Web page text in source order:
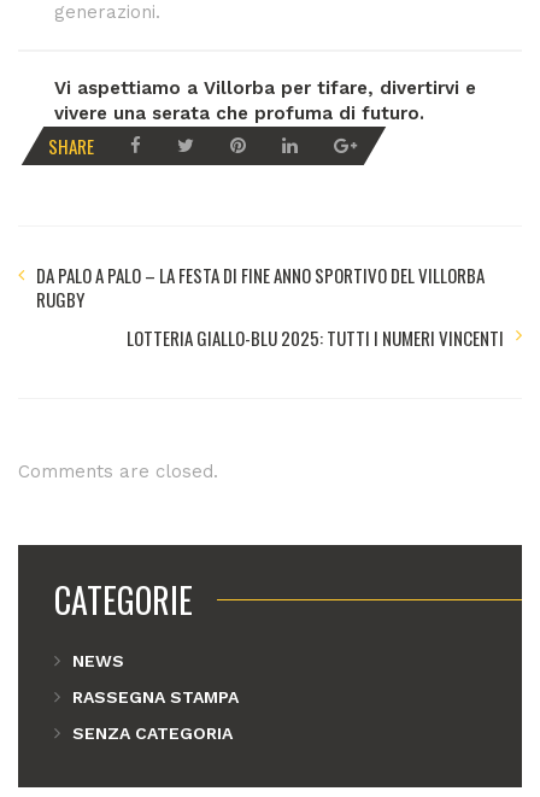
generazioni.
Vi aspettiamo a Villorba per tifare, divertirvi e
vivere una serata che profuma di futuro.
SHARE
DA PALO A PALO – LA FESTA DI FINE ANNO SPORTIVO DEL VILLORBA
RUGBY
LOTTERIA GIALLO-BLU 2025: TUTTI I NUMERI VINCENTI
Comments are closed.
CATEGORIE
NEWS
RASSEGNA STAMPA
SENZA CATEGORIA